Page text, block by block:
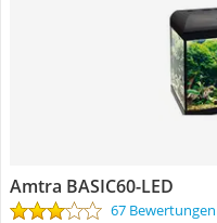
Amtra ‎BASIC60-LED
67 Bewertungen